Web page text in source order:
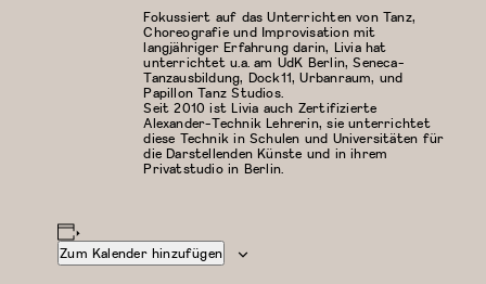
Zum Kalender hinzufügen
Fokussiert auf das Unterrichten von Tanz,
Choreografie und Improvisation mit
langjähriger Erfahrung darin, Livia hat
unterrichtet u.a. am UdK Berlin, Seneca-
Tanzausbildung, Dock11, Urbanraum, und
Papillon Tanz Studios.
Seit 2010 ist Livia auch Zertifizierte
Alexander-Technik Lehrerin, sie unterrichtet
diese Technik in Schulen und Universitäten für
die Darstellenden Künste und in ihrem
Privatstudio in Berlin.